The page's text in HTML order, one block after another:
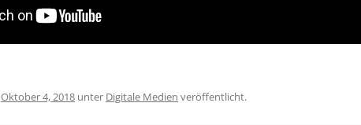
Oktober 4, 2018 unter Digitale Medien veröffentlicht.